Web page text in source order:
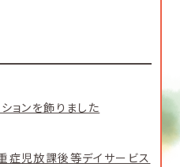
ョンを飾りました
児放課後等デイサービス